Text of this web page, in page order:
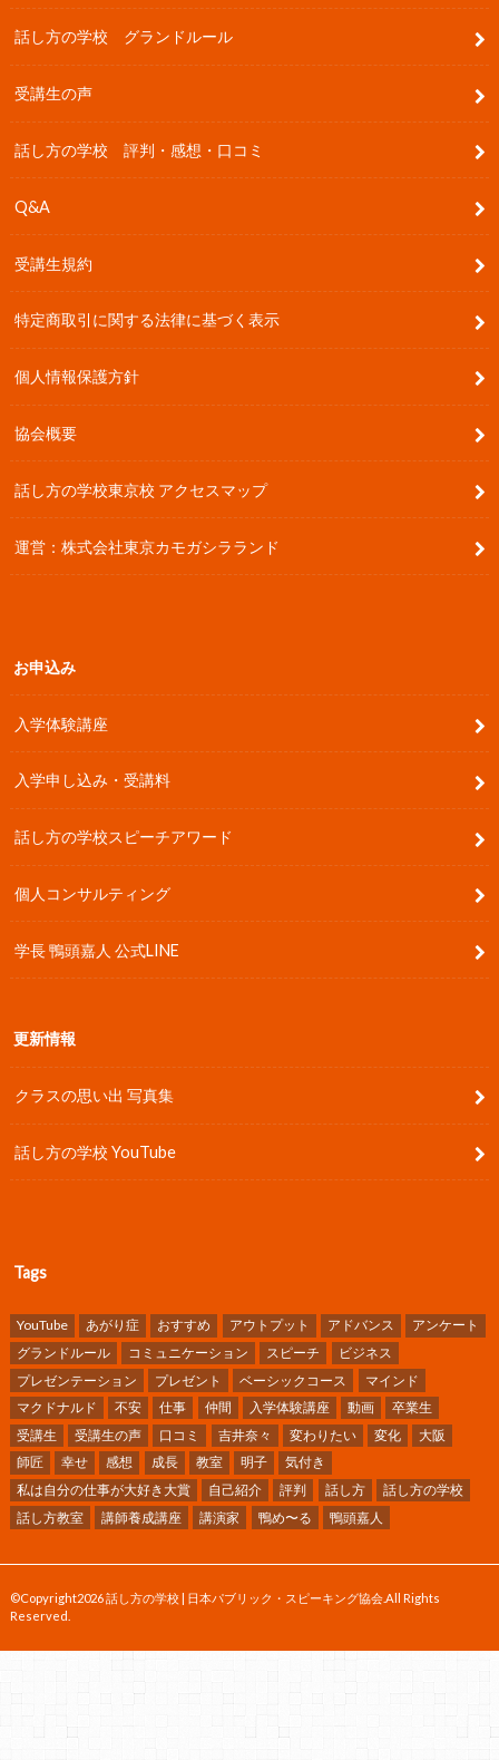
話し方の学校 グランドルール
受講生の声
話し方の学校 評判・感想・口コミ
Q&A
受講生規約
特定商取引に関する法律に基づく表示
個人情報保護方針
協会概要
話し方の学校東京校 アクセスマップ
運営：株式会社東京カモガシラランド
お申込み
入学体験講座
入学申し込み・受講料
話し方の学校スピーチアワード
個人コンサルティング
学長 鴨頭嘉人 公式LINE
更新情報
クラスの思い出 写真集
話し方の学校 YouTube
Tags
YouTube あがり症 おすすめ アウトプット アドバンス
アンケート
グランドルール
コミュニケーション スピーチ
ビジネス
プレゼンテーション
プレゼント ベーシックコース
マインド
マクドナルド
不安 仕事 仲間 入学体験講座 動画
卒業生
受講生
受講生の声 口コミ 吉井奈々 変わりたい 変化
大阪
師匠
幸せ 感想 成長 教室 明子
気付き
私は自分の仕事が大好き大賞
自己紹介 評判 話し方
話し方の学校
話し方教室
講師養成講座 講演家 鴨め〜る 鴨頭嘉人
©Copyright2026話し方の学校 | 日本パブリック・スピーキング協会.All Rights
Reserved.